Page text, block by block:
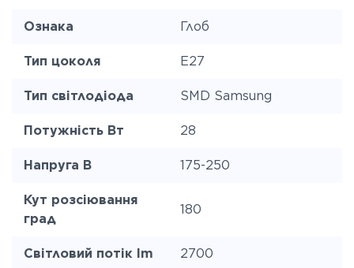
Ознака Глоб
Тип цоколя E27
Тип світлодіода SMD Samsung
Потужність Вт 28
Напруга В 175-250
Кут розсіювання
град
180
Світловий потік lm 2700